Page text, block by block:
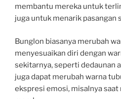
membantu mereka untuk
juga untuk menarik pasangan
Bunglon biasanya merubah
menyesuaikan diri dengan
sekitarnya, seperti dedaunan
juga dapat merubah warna
ekspresi emosi, misalnya saat